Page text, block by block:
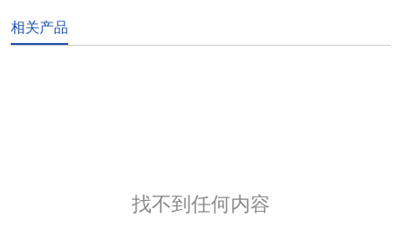
相关产品
找不到任何内容